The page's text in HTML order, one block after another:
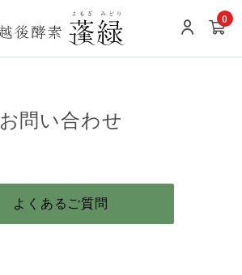
0
お問い合わせ
よくあるご質問